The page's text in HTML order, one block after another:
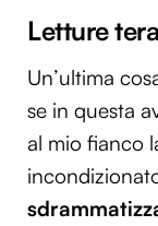
Letture
Un’ultima
se in questa
al mio fianco